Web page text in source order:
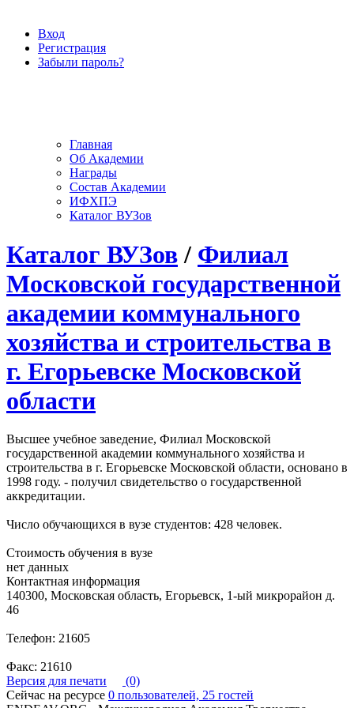
Вход
Регистрация
Забыли пароль?
Главная
Об Академии
Награды
Состав Академии
ИФХПЭ
Каталог ВУЗов
Каталог ВУЗов / Филиал
Московской государственной
академии коммунального
хозяйства и строительства в
г. Егорьевске Московской
области
Высшее учебное заведение, Филиал Московской
государственной академии коммунального хозяйства и
строительства в г. Егорьевске Московской области, основано в
1998 году. - получил свидетельство о государственной
аккредитации.
Число обучающихся в вузе студентов: 428 человек.
Стоимость обучения в вузе
нет данных
Контактная информация
140300, Московская область, Егорьевск, 1-ый микрорайон д.
46
Телефон: 21605
Факс: 21610
Версия для печати
(0)
Сейчас на ресурсе 0 пользователей, 25 гостей